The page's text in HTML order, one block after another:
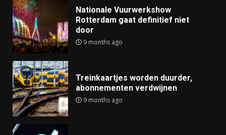
Nationale Vuurwerkshow
Rotterdam gaat definitief niet
door
9 months ago
Treinkaartjes worden duurder,
abonnementen verdwijnen
9 months ago